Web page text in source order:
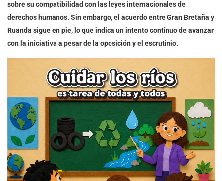
sobre su compatibilidad con las leyes internacionales de
derechos humanos. Sin embargo, el acuerdo entre Gran Bretaña y
Ruanda sigue en pie, lo que indica un intento continuo de avanzar
con la iniciativa a pesar de la oposición y el escrutinio.